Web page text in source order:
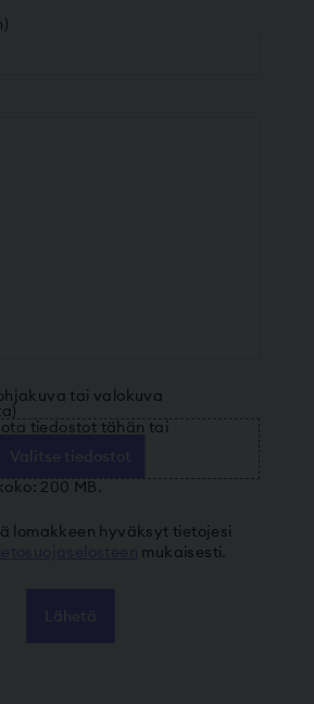
tai valokuva
tiedostot tähän tai
200 MB.
lomakkeen hyväksyt tietojesi
mukaisesti.